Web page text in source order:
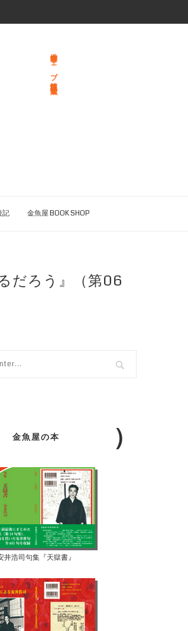
総合文学ウェブ情報誌 文学金魚
記 金魚屋 BOOK SHOP
だろう』（第06
金魚屋の本
井浩司句集『天獄書』